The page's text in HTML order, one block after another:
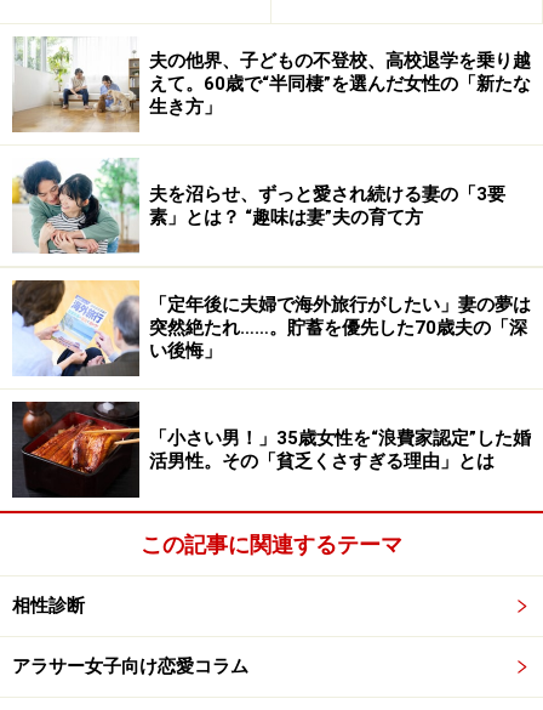
3.論理的に「何でそう思うの？」と返す
「何でそう思うの？」と返す
「この人いつもネガティブな話題ばかりだなぁ」と思っ
たら、それは相手の会話の「ゲーム」のワナにハマって
いるのかも？ 安易に同調せず「論理的に返す」というこ
とを行うと、悪い流れを断ち切ることができます。
リンク： 不毛な会話をグルグル繰り返す人の「ゲーム」の罠 [ストレス] All About
執筆ガイド 大美賀 直子
夫の他界、子どもの不登校、高校退学を乗り越
えて。60歳で“半同棲”を選んだ女性の「新たな
生き方」
夫を沼らせ、ずっと愛され続ける妻の「3要
素」とは？ “趣味は妻”夫の育て方
「定年後に夫婦で海外旅行がしたい」妻の夢は
突然絶たれ……。貯蓄を優先した70歳夫の「深
い後悔」
「小さい男！」35歳女性を“浪費家認定”した婚
活男性。その「貧乏くさすぎる理由」とは
この記事に関連するテーマ
相性診断
アラサー女子向け恋愛コラム